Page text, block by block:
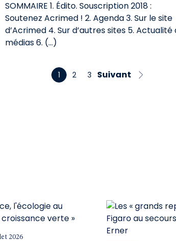
SOMMAIRE 1. Édito. Souscription 2018 :
Soutenez Acrimed ! 2. Agenda 3. Sur le site
d’Acrimed 4. Sur d’autres sites 5. Actualité
médias 6. (…)
1 2 3 Suivant
2026